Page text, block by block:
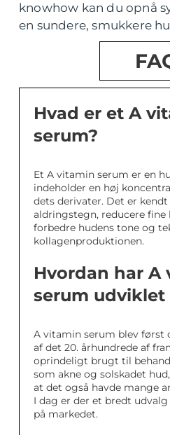
knowhow kan du opnå
en sundere, smukkere
Hvad er et A
serum?
Et A vitamin serum er en
indeholder en høj
dets derivater. Det er
aldringstegn, reducere fine
forbedre hudens tone og
kollagenproduktionen.
Hvordan har A
serum udviklet
A vitamin serum blev først
af det 20. århundrede af
oprindeligt brugt til
som akne og solskadet
at det også havde mange
I dag er der et bredt
på markedet.